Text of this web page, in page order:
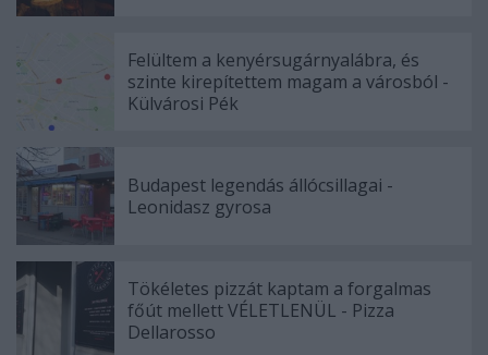
Felültem a kenyérsugárnyalábra, és
szinte kirepítettem magam a városból -
Külvárosi Pék
Budapest legendás állócsillagai -
Leonidasz gyrosa
Tökéletes pizzát kaptam a forgalmas
főút mellett VÉLETLENÜL - Pizza
Dellarosso